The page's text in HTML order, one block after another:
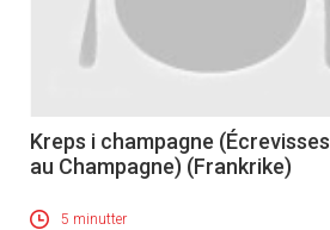
Kreps i champagne (Écrevisses
au Champagne) (Frankrike)
5 minutter